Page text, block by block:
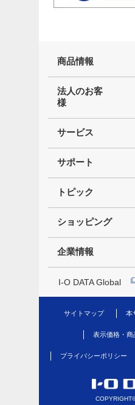
商品情報
法人のお客
様
サービス
サポート
トピック
ショッピング
企業情報
I-O DATA Global
サイトマップ 本
表示価格・商
プライバシーポリシー